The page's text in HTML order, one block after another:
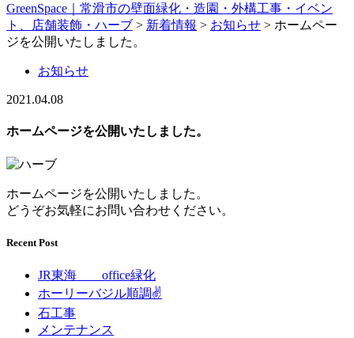
GreenSpace｜常滑市の壁面緑化・造園・外構工事・イベン
ト、店舗装飾・ハーブ > 新着情報 > お知らせ > ホームペー
ジを公開いたしました。
お知らせ
2021.04.08
ホームページを公開いたしました。
ホームページを公開いたしました。
どうぞお気軽にお問い合わせください。
Recent Post
JR東海 office緑化
ホーリーバジル順調✌
石工事
メンテナンス